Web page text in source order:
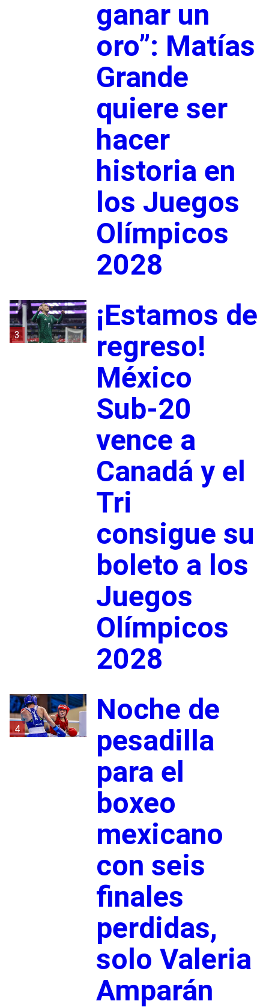
ganar un
oro”: Matías
Grande
quiere ser
hacer
historia en
los Juegos
Olímpicos
2028
3
¡Estamos de
regreso!
México
Sub-20
vence a
Canadá y el
Tri
consigue su
boleto a los
Juegos
Olímpicos
2028
4
Noche de
pesadilla
para el
boxeo
mexicano
con seis
finales
perdidas,
solo Valeria
Amparán